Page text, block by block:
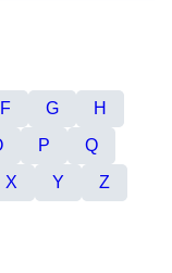
F G
H
P
Q
X Y Z